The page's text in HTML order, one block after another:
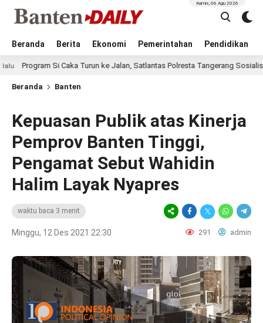
Beranda Berita Ekonomi Pemerintahan Pendidikan
Kamis, 06 Agu 2026
Si Caka Turun ke Jalan, Satlantas Polresta Tangerang Sosialisasikan
Beranda Banten
Kepuasan Publik atas Kinerja
Pemprov Banten Tinggi,
Pengamat Sebut Wahidin
Halim Layak Nyapres
waktu baca 3 menit
Minggu, 12 Des 2021 22:30 291 admin